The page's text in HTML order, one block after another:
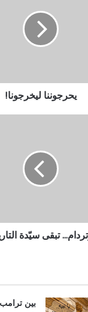
يحرجوننا ليخرجونا!
تبقى سيّدة
بين